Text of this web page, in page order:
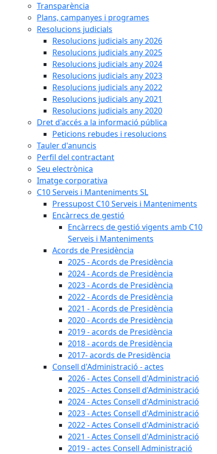
Transparència
Plans, campanyes i programes
Resolucions judicials
Resolucions judicials any 2026
Resolucions judicials any 2025
Resolucions judicials any 2024
Resolucions judicials any 2023
Resolucions judicials any 2022
Resolucions judicials any 2021
Resolucions judicials any 2020
Dret d'accés a la informació pública
Peticions rebudes i resolucions
Tauler d'anuncis
Perfil del contractant
Seu electrònica
Imatge corporativa
C10 Serveis i Manteniments SL
Pressupost C10 Serveis i Manteniments
Encàrrecs de gestió
Encàrrecs de gestió vigents amb C10
Serveis i Manteniments
Acords de Presidència
2025 - Acords de Presidència
2024 - Acords de Presidència
2023 - Acords de Presidència
2022 - Acords de Presidència
2021 - Acords de Presidència
2020 - Acords de Presidència
2019 - acords de Presidència
2018 - acords de Presidència
2017- acords de Presidència
Consell d'Administració - actes
2026 - Actes Consell d'Administració
2025 - Actes Consell d'Administració
2024 - Actes Consell d'Administració
2023 - Actes Consell d'Administració
2022 - Actes Consell d'Administració
2021 - Actes Consell d'Administració
2019 - actes Consell Administració